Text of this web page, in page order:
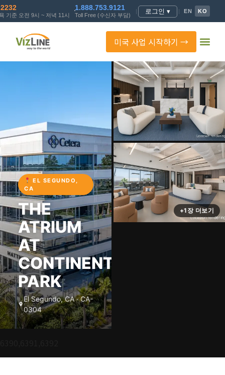
기준 오전 9시 ~ 저녁 11시
1.888.753.9121
Toll Free (수신자 부담)
| 로그인 ▾ | EN KO
미국 사업 시작하기 →
EL SEGUNDO,
CA
THE
ATRIUM
AT
CONTINENTAL
PARK
El Segundo, CA · CA-
0304
+1장 더보기